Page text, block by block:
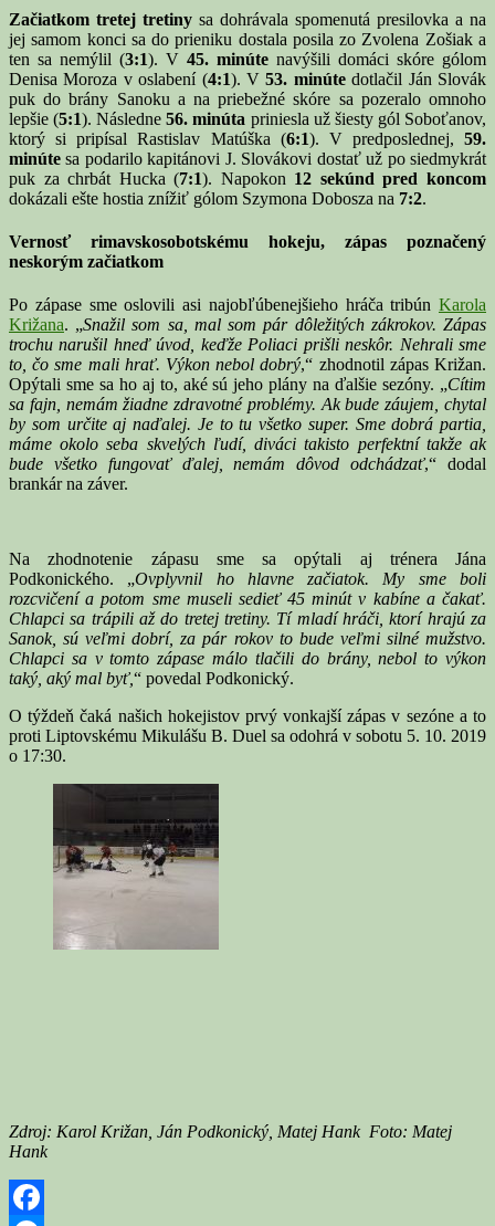
Začiatkom tretej tretiny sa dohrávala spomenutá presilovka a na
jej samom konci sa do prieniku dostala posila zo Zvolena Zošiak a
ten sa nemýlil (3:1). V 45. minúte navýšili domáci skóre gólom
Denisa Moroza v oslabení (4:1). V53. minútedotlačil Ján Slovák
puk do brány Sanoku a na priebežné skóre sa pozeralo omnoho
lepšie (5:1). Následne56. minúta priniesla už šiesty gól Soboťanov,
ktorý si pripísal Rastislav Matúška (6:1). V predposlednej, 59.
minúte sa podarilo kapitánovi J. Slovákovi dostať už po siedmykrát
puk za chrbát Hucka (7:1). Napokon 12 sekúnd pred koncom
dokázali ešte hostia znížiť gólom Szymona Dobosza na 7:2.
Vernosť rimavskosobotskému hokeju, zápas poznačený
neskorým začiatkom
Po zápase sme oslovili asi najobľúbenejšieho hráča tribún Karola
Križana. „Snažil som sa, mal som pár dôležitých zákrokov. Zápas
trochu narušil hneď úvod, keďže Poliaci prišli neskôr. Nehrali sme
to, čo sme mali hrať. Výkon nebol dobrý,“ zhodnotil zápas Križan.
Opýtali sme sa ho aj to, aké sú jeho plány na ďalšie sezóny. „Cítim
sa fajn, nemám žiadne zdravotné problémy. Ak bude záujem, chytal
by som určite aj naďalej. Je to tu všetko super. Sme dobrá partia,
máme okolo seba skvelých ľudí, diváci takisto perfektní takže ak
bude všetko fungovať ďalej, nemám dôvod odchádzať,“ dodal
brankár na záver.
Na zhodnotenie zápasu sme sa opýtali aj trénera Jána
Podkonického. „Ovplyvnil ho hlavne začiatok. My sme boli
rozcvičení a potom sme museli sedieť 45 minút v kabíne a čakať.
Chlapci sa trápili až do tretej tretiny. Tí mladí hráči, ktorí hrajú za
Sanok, sú veľmi dobrí, za pár rokov to bude veľmi silné mužstvo.
Chlapci sa v tomto zápase málo tlačili do brány, nebol to výkon
taký, aký mal byť,“ povedal Podkonický.
O týždeň čaká našich hokejistov prvý vonkajší zápas v sezóne a to
proti Liptovskému Mikulášu B. Duel sa odohrá v sobotu 5. 10. 2019
o 17:30.
Zdroj: Karol Križan, Ján Podkonický, Matej Hank Foto: Matej
Hank